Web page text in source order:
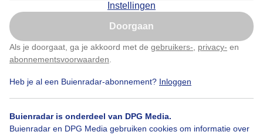
Instellingen
Doorgaan
Als je doorgaat, ga je akkoord met de gebruikers- privacy- en
abonnementsvoorwaarden
Heb je al een Buienradar-abonnement? Inloggen
Buienradar is onderdeel van DPG Media.
Buienradar en DPG Media gebruiken cookies om informatie over
Door: Layla Wijsmuller-Vafi Gemaakt: 30-09-2025, 62x bekeken
Roodborst Herfst
Bekijk slideshow
Nu niet, misschien later
Klik hierom dit aan te passen